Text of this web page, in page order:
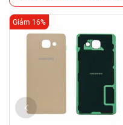
Giảm 16%